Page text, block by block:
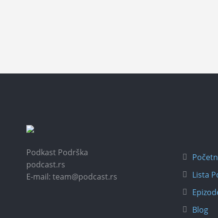
Podkast Podrška
podcast.rs
E-mail: team@podcast.rs
Lista
Blog